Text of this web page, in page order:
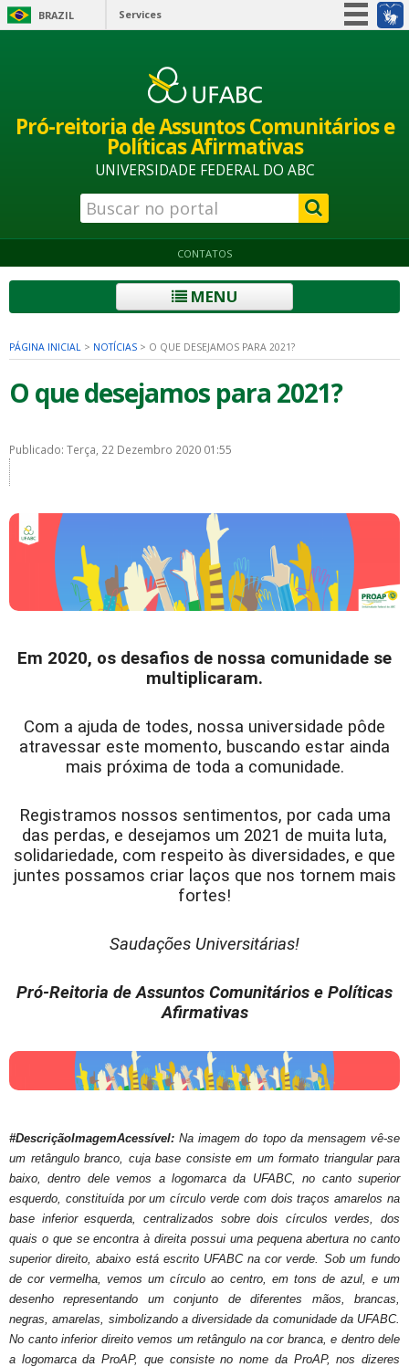
BRAZIL Services
Information access
Legislation
Information channels
Pró-reitoria de Assuntos Comunitários e
Políticas Afirmativas
UNIVERSIDADE FEDERAL DO ABC
CONTATOS
MENU
PÁGINA INICIAL > NOTÍCIAS > O QUE DESEJAMOS PARA 2021?
O que desejamos para 2021?
Publicado: Terça, 22 Dezembro 2020 01:55
Em 2020, os desafios de nossa comunidade se
multiplicaram.
Com a ajuda de todes, nossa universidade pôde
atravessar este momento, buscando estar ainda
mais próxima de toda a comunidade.
Registramos nossos sentimentos, por cada uma
das perdas, e desejamos um 2021 de muita luta,
solidariedade, com respeito às diversidades, e que
juntes possamos criar laços que nos tornem mais
fortes!
Saudações Universitárias!
Pró-Reitoria de Assuntos Comunitários e Políticas
Afirmativas
#DescriçãoImagemAcessível: Na imagem do topo da mensagem vê-se
um retângulo branco, cuja base consiste em um formato triangular para
baixo, dentro dele vemos a logomarca da UFABC, no canto superior
esquerdo, constituída por um círculo verde com dois traços amarelos na
base inferior esquerda, centralizados sobre dois círculos verdes, dos
quais o que se encontra à direita possui uma pequena abertura no canto
superior direito, abaixo está escrito UFABC na cor verde. Sob um fundo
de cor vermelha, vemos um círculo ao centro, em tons de azul, e um
desenho representando um conjunto de diferentes mãos, brancas,
negras, amarelas, simbolizando a diversidade da comunidade da UFABC.
No canto inferior direito vemos um retângulo na cor branca, e dentro dele
a logomarca da ProAP, que consiste no nome da ProAP, nos dizeres